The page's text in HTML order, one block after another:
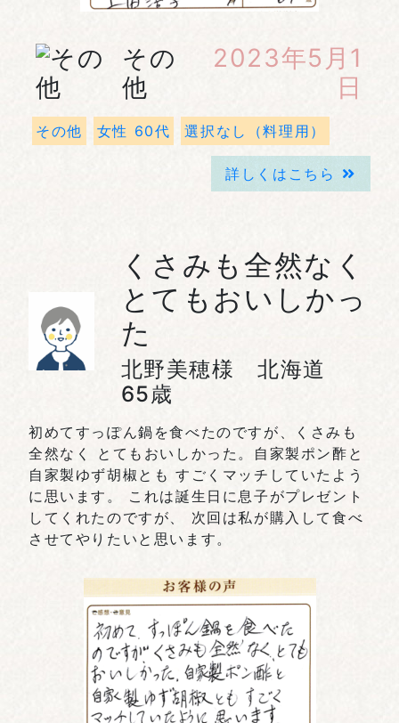
その
他
2023年5月1
日
その他 女性 60代 選択なし（料理用）
詳しくはこちら
くさみも全然なく
とてもおいしかっ
た
北野美穂様 北海道
65歳
初めてすっぽん鍋を食べたのですが、くさみも
全然なく とてもおいしかった。自家製ポン酢と
自家製ゆず胡椒とも すごくマッチしていたよう
に思います。 これは誕生日に息子がプレゼント
してくれたのですが、 次回は私が購入して食べ
させてやりたいと思います。